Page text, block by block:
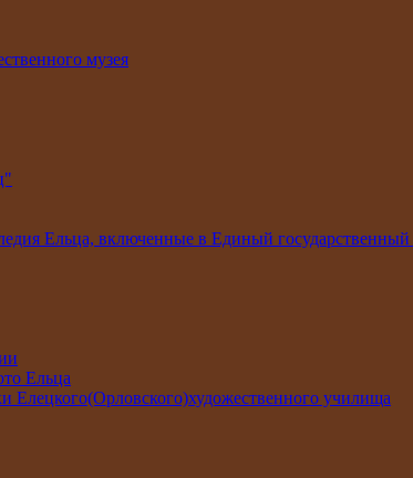
музея
Ельца, включенные в Единый
Ельца
училища